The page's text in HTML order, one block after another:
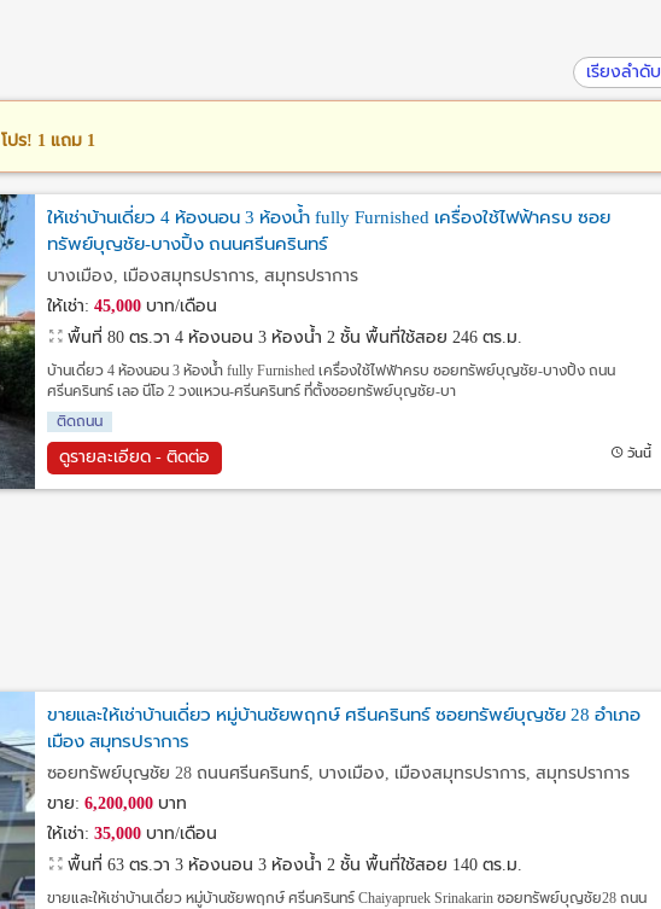
เรียงลำดับ
โปร! 1 แถม 1
ให้เช่าบ้านเดี่ยว 4 ห้องนอน 3 ห้องน้ำ fully Furnished เครื่องใช้ไฟฟ้าครบ ซอย
ทรัพย์บุญชัย-บางปิ้ง ถนนศรีนครินทร์
บางเมือง, เมืองสมุทรปราการ, สมุทรปราการ
ให้เช่า: 45,000 บาท/เดือน
พื้นที่ 80 ตร.วา 4 ห้องนอน 3 ห้องน้ำ 2 ชั้น พื้นที่ใช้สอย 246 ตร.ม.
บ้านเดี่ยว 4 ห้องนอน 3 ห้องน้ำ fully Furnished เครื่องใช้ไฟฟ้าครบ ซอยทรัพย์บุญชัย-บางปิ้ง ถนน
ศรีนครินทร์ เลอ นีโอ 2 วงแหวน-ศรีนครินทร์ ที่ตั้งซอยทรัพย์บุญชัย-บา
ติดถนน
ดูรายละเอียด - ติดต่อ วันนี้
ขายและให้เช่าบ้านเดี่ยว หมู่บ้านชัยพฤกษ์ ศรีนครินทร์ ซอยทรัพย์บุญชัย 28 อำเภอ
เมือง สมุทรปราการ
ซอยทรัพย์บุญชัย 28 ถนนศรีนครินทร์, บางเมือง, เมืองสมุทรปราการ, สมุทรปราการ
ขาย: 6,200,000 บาท
ให้เช่า: 35,000 บาท/เดือน
พื้นที่ 63 ตร.วา 3 ห้องนอน 3 ห้องน้ำ 2 ชั้น พื้นที่ใช้สอย 140 ตร.ม.
ขายและให้เช่าบ้านเดี่ยว หมู่บ้านชัยพฤกษ์ ศรีนครินทร์ Chaiyapruek Srinakarin ซอยทรัพย์บุญชัย28 ถนน